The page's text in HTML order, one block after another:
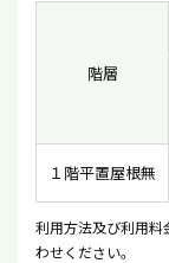
階層
１階平置屋根無
利用方法及び利用
わせください。